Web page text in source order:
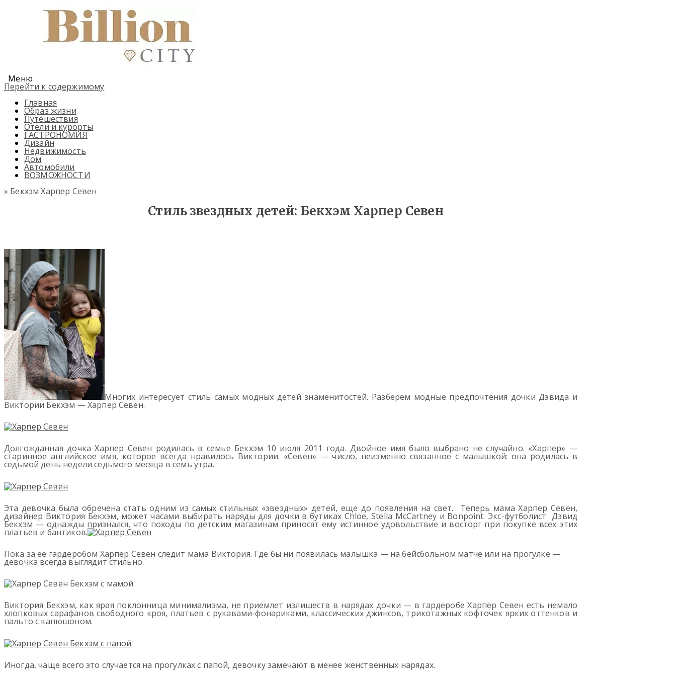
Меню
Перейти к содержимому
Главная
Образ жизни
Путешествия
Отели и курорты
ГАСТРОНОМИЯ
Дизайн
Недвижимость
Дом
Автомобили
ВОЗМОЖНОСТИ
» Бекхэм Харпер Севен
Стиль звездных детей: Бекхэм Харпер Севен
Многих интересует стиль самых модных детей знаменитостей. Разберем модные предпочтения дочки Дэвида и
Виктории Бекхэм — Харпер Севен.
Долгожданная дочка Харпер Севен родилась в семье Бекхэм 10 июля 2011 года. Двойное имя было выбрано не случайно. «Харпер» —
старинное английское имя, которое всегда нравилось Виктории. «Севен» — число, неизменно связанное с малышкой: она родилась в
седьмой день недели седьмого месяца в семь утра.
Эта девочка была обречена стать одним из самых стильных «звездных» детей, еще до появления на свет. Теперь мама Харпер Севен,
дизайнер Виктория Бекхэм, может часами выбирать наряды для дочки в бутиках Chloe, Stella McCartney и Bonpoint. Экс-футболист Дэвид
Бекхэм — однажды признался, что походы по детским магазинам приносят ему истинное удовольствие и восторг при покупке всех этих
платьев и бантиков.
Пока за ее гардеробом Харпер Севен следит мама Виктория. Где бы ни появилась малышка — на бейсбольном матче или на прогулке —
девочка всегда выглядит стильно.
Виктория Бекхэм, как ярая поклонница минимализма, не приемлет излишеств в нарядах дочки — в гардеробе Харпер Севен есть немало
хлопковых сарафанов свободного кроя, платьев с рукавами-фонариками, классических джинсов, трикотажных кофточек ярких оттенков и
пальто с капюшоном.
Иногда, чаще всего это случается на прогулках с папой, девочку замечают в менее женственных нарядах.